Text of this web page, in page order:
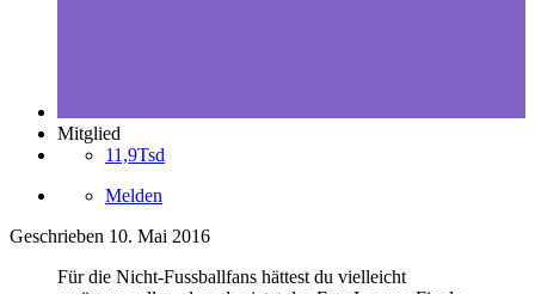
Mitglied
11,9Tsd
Melden
Geschrieben 10. Mai 2016
Für die Nicht-Fussballfans hättest du vielleicht